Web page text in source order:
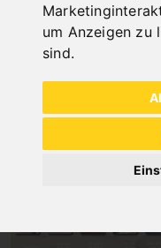
um Anzeigen zu
sind.
Schärf- und